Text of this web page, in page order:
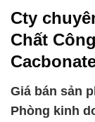
Cty
Chất
Giá bán sản
Phòng kinh